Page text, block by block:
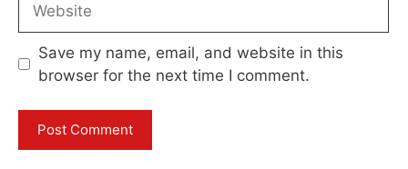
Save my name, email, and website in this
browser for the next time I comment.